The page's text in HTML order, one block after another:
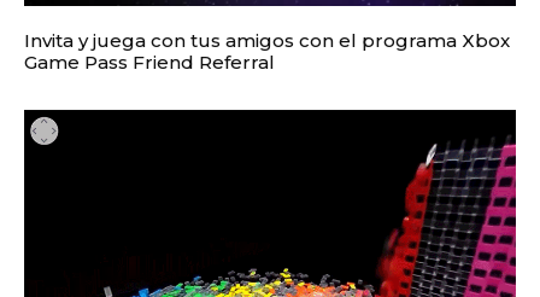
Invita y juega con tus amigos con el programa Xbox
Game Pass Friend Referral